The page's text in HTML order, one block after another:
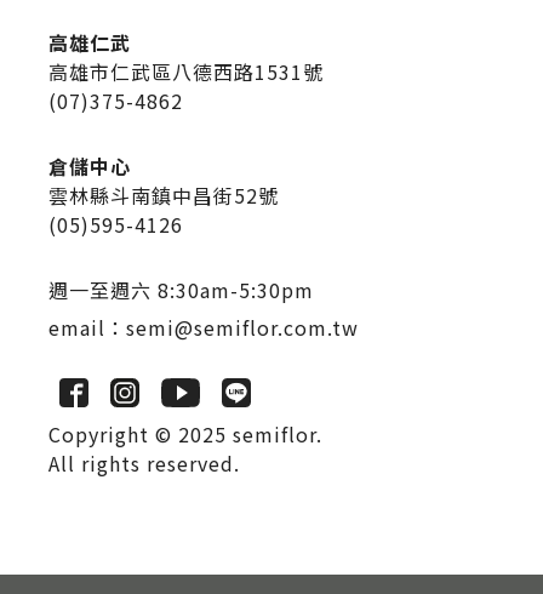
高雄仁武
高雄市仁武區八德西路1531號
(07)375-4862
倉儲中心
雲林縣斗南鎮中昌街52號
(05)595-4126
週一至週六 8:30am-5:30pm
email： semi@semiflor.com.tw
Copyright © 2025 semiflor.
All rights reserved.